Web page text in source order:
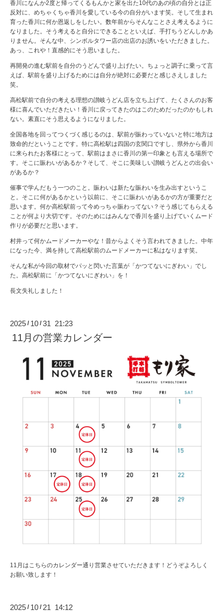
香川になんか2度と帰ってくるもんかと家を出た10代のあの頃の自分とは正
反対に、めちゃくちゃ香川を愛している今の自分がいます笑。そして生まれ
育った香川に何か恩返しをしたい。数年前からそんなことさえ考えるように
なりました。そう考えると自分にできることといえば、手打ちうどんしかあ
りません。そんな中、シンボルタワー店の出店のお誘いをいただきました。
あっ、これや！直感的にそう思いました。
再開発の進む駅前を自分のうどんで盛り上げたい。ちょっと調子に乗って言
えば、駅前を盛り上げるためには自分が絶対に必要だと感じさえしました
笑。
高松駅前で自分の考える理想の讃岐うどん店を立ち上げて、たくさんのお客
様に喜んでいただきたい！香川に戻ってきたのはこのためだったのかもしれ
ない。素直にそう思えるようになりました。
全国各地を回ってつくづく感じるのは、駅前が賑わっていないと特に地方は
致命的だということです。特に高松駅は四国の玄関口ですし、県外から香川
に来られたお客様にとって、駅前はまさに香川の第一印象とも言える場所で
す。そこに賑わいがあるか？そして、そこに美味しい讃岐うどんとの出会い
があるか？
催事で学んだもう一つのこと。賑わいは新たな賑わいを生み出すというこ
と。そこに何があるかという以前に、そこに賑わいがあるかの方が重要だと
思います。何か高松駅前って今めっちゃ賑わってない？そう感じてもらえる
ことが何より大切です。そのためにはみんなで香川を盛り上げていくムード
作りが必要だと思います。
村井って何かムードメーカーやな！昔からよくそう言われてきました。中年
になった今、満を持して高松駅前のムードメーカーに私はなります笑。
そんな私が今回の取材でパッと閃いた言葉が「かつてないにぎわい」でし
た。高松駅前に「かつてないにぎわい」を！
長文失礼しました！
2025 / 10 /31 21:23
11月の営業カレンダー
11月はこちらのカレンダー通り営業させていただきます！どうぞよろしく
お願い致します！
2025 / 10 / 21 14:12